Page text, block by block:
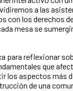
a las
con los derechos
mesa se
reflexionar
que
los aspectos más
de una